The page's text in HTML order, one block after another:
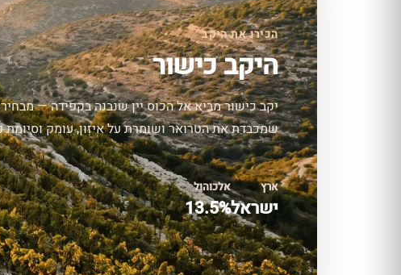
הכירו את היקב
היקב כישור
יקב כישור מביא אל הכוס יין שנבנה בקפידה —
שמכבדת את הטרואר ושומרת על איזון, עומק וסיומת
ארץ
ישראל
אלכוהול
13.5%